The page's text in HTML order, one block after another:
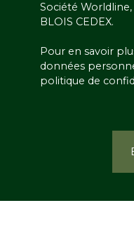
Société Worldline,
BLOIS CEDEX.
Pour en savoir
données
politique de